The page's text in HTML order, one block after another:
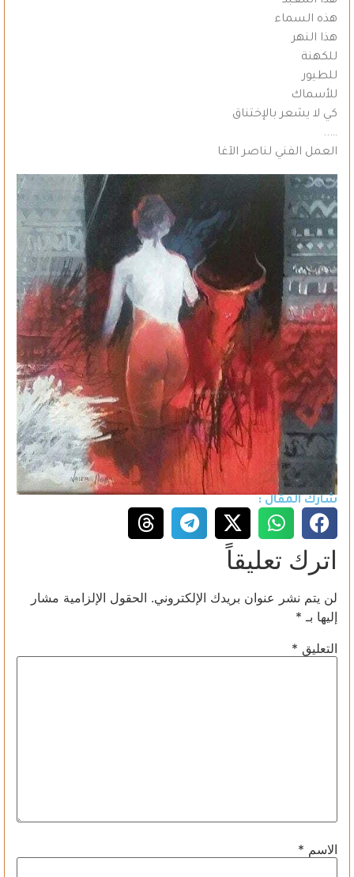
هذه السماء
هذا النهر
للكهنة
للطيور
للأسماك
كي لا يشعر بالإختناق
…..
العمل الفني لناصر الآغا
شارك المقال :
اترك تعليقاً
لن يتم نشر عنوان بريدك الإلكتروني. الحقول الإلزامية مشار
إليها بـ *
التعليق *
الاسم *